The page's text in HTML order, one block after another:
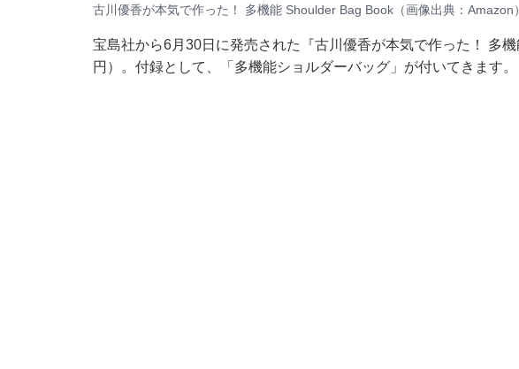
古川優香が本気で作った！ 多機能 Shoulder Bag Book（画像出典：Amazon）
宝島社から6月30日に発売された『古川優香が本気で作った！ 多
円）。付録として、「多機能ショルダーバッグ」が付いてきます。